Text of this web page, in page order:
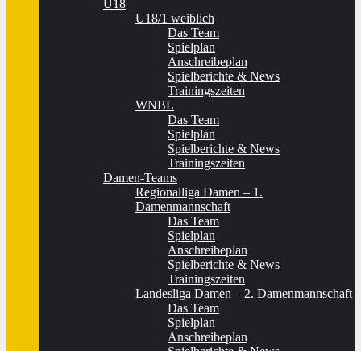
U18
U18/1 weiblich
Das Team
Spielplan
Anschreibeplan
Spielberichte & News
Trainingszeiten
WNBL
Das Team
Spielplan
Spielberichte & News
Trainingszeiten
Damen-Teams
Regionalliga Damen – 1.
Damenmannschaft
Das Team
Spielplan
Anschreibeplan
Spielberichte & News
Trainingszeiten
Landesliga Damen – 2. Damenmannschaft
Das Team
Spielplan
Anschreibeplan